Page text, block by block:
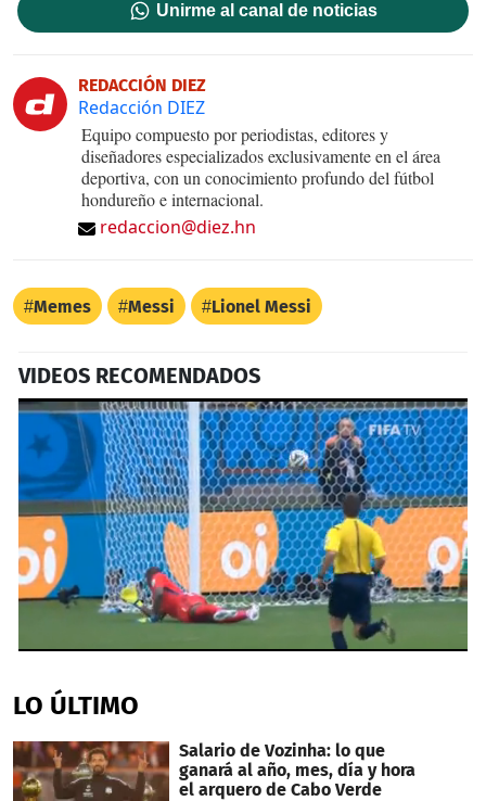
Unirme al canal de noticias
REDACCIÓN DIEZ
Redacción DIEZ
Equipo compuesto por periodistas, editores y
diseñadores especializados exclusivamente en el área
deportiva, con un conocimiento profundo del fútbol
hondureño e internacional.
redaccion@diez.hn
Memes Messi Lionel Messi
VIDEOS RECOMENDADOS
of
33
LO ÚLTIMO
Salario de Vozinha: lo que
ganará al año, mes, día y hora
el arquero de Cabo Verde